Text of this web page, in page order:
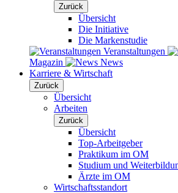
Zurück
Übersicht
Die Initiative
Die Markenstudie
Veranstaltungen
Magazin
News
Karriere & Wirtschaft
Zurück
Übersicht
Arbeiten
Zurück
Übersicht
Top-Arbeitgeber
Praktikum im OM
Studium und
Ärzte im OM
Wirtschaftsstandort